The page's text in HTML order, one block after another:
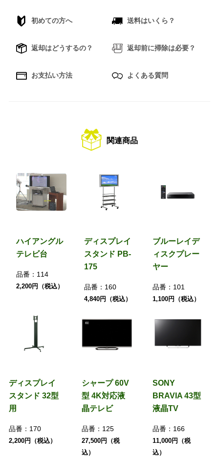
初めての方へ 送料はいくら？
返却はどうするの？ 返却前に掃除は必要？
お支払い方法 よくある質問
関連商品
ハイアングル
テレビ台
品番： 114
2,200円（税込）
ディスプレイ
スタンド PB-
175
品番： 160
4,840円（税込）
ブルーレイデ
ィスクプレー
ヤー
品番： 101
1,100円（税込）
ディスプレイ
スタンド 32型
用
品番： 170
2,200円（税込）
シャープ 60V
型 4K対応液
晶テレビ
品番： 125
27,500円（税
込）
SONY
BRAVIA 43型
液晶TV
品番： 166
11,000円（税
込）